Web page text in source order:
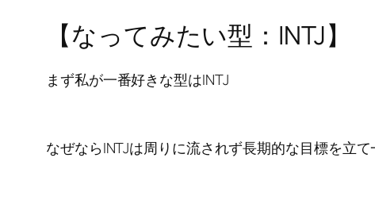
【なってみたい型：INTJ】
まず私が一番好きな型はINTJ
なぜならINTJは周りに流されず長期的な目標を立